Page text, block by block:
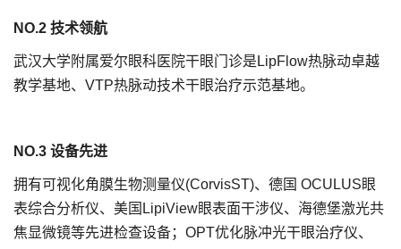
NO.2 技术领航
武汉大学附属爱尔眼科医院干眼门诊是LipFlow热脉动卓越
教学基地、VTP热脉动技术干眼治疗示范基地。
NO.3 设备先进
拥有可视化角膜生物测量仪(CorvisST)、德国 OCULUS眼
表综合分析仪、美国LipiView眼表面干涉仪、海德堡激光共
焦显微镜等先进检查设备；OPT优化脉冲光干眼治疗仪、